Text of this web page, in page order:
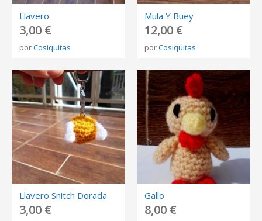
Llavero
3,00 €
porCosiquitas
Mula Y Buey
12,00 €
porCosiquitas
Llavero Snitch Dorada
3,00 €
Gallo
8,00 €